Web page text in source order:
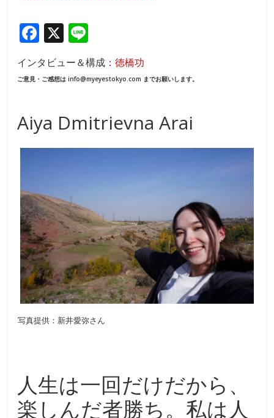
F
ac
e
o
k
X
n
e
インタビュー＆構成：徳橋功
ご意見・ご感想は info@myeyestokyo.com までお願いします。
Aiya Dmitrievna Arai
写真提供：新井愛弥さん
人生は一回だけだから、
楽しんだ者勝ち。私は人